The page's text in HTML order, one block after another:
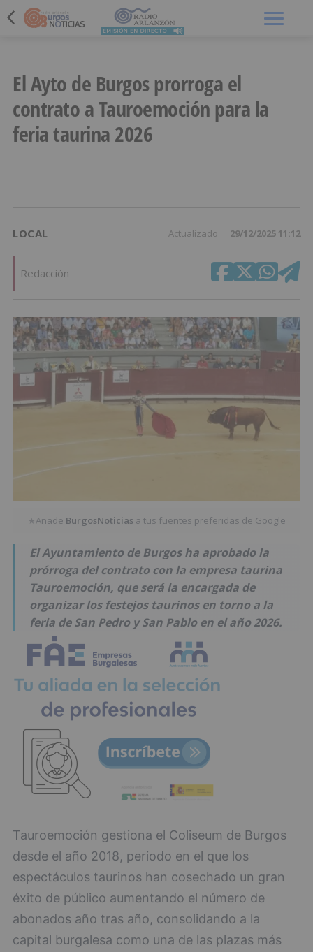
El Ayto de Burgos prorroga el
contrato a Tauroemoción para la
feria taurina 2026
LOCAL Actualizado 29/12/2025 11:12
Redacción
★Añade BurgosNoticias a tus fuentes preferidas de Google
El Ayuntamiento de Burgos ha aprobado la
prórroga del contrato con la empresa taurina
Tauroemoción, que será la encargada de
organizar los festejos taurinos en torno a la
feria de San Pedro y San Pablo en el año 2026.
Tauroemoción gestiona el Coliseum de Burgos
desde el año 2018, periodo en el que los
espectáculos taurinos han cosechado un gran
éxito de público aumentando el número de
abonados año tras año, consolidando a la
capital burgalesa como una de las plazas más